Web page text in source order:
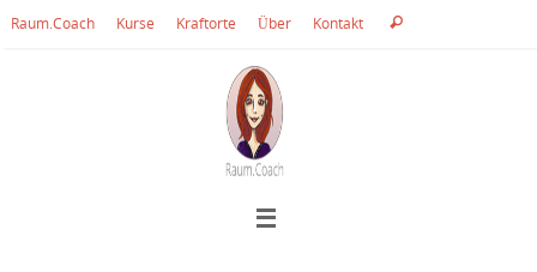
ZumRaum.Coach Kurse Kraftorte Über Kontakt Suchen